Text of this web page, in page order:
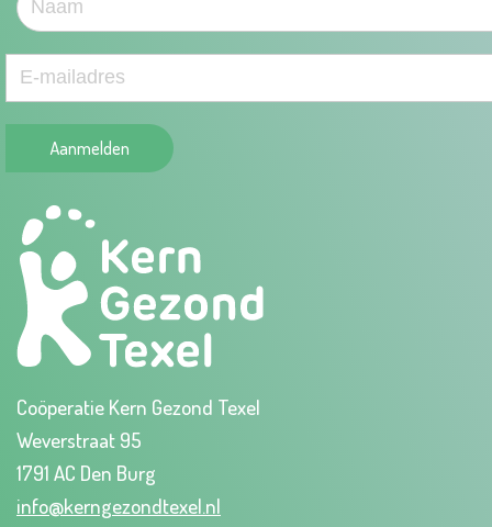
Aanmelden
Coöperatie Kern Gezond Texel
Weverstraat 95
1791 AC Den Burg
info@kerngezondtexel.nl